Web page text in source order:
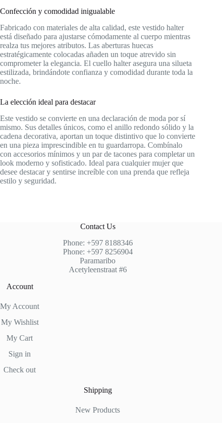
Confección y comodidad inigualable
Fabricado con materiales de alta calidad, este vestido halter
está diseñado para ajustarse cómodamente al cuerpo mientras
realza tus mejores atributos. Las aberturas huecas
estratégicamente colocadas añaden un toque atrevido sin
comprometer la elegancia. El cuello halter asegura una silueta
estilizada, brindándote confianza y comodidad durante toda la
noche.
La elección ideal para destacar
Este vestido se convierte en una declaración de moda por sí
mismo. Sus detalles únicos, como el anillo redondo sólido y la
cadena decorativa, aportan un toque distintivo que lo convierte
en una pieza imprescindible en tu guardarropa. Combínalo
con accesorios mínimos y un par de tacones para completar un
look moderno y sofisticado. Ideal para cualquier mujer que
desee destacar y sentirse increíble con una prenda que refleja
estilo y seguridad.
Contact Us
Phone: +597 8188346
Phone: +597 8256904
Paramaribo
Acetyleenstraat #6
Account
My Account
My Wishlist
My Cart
Sign in
Check out
Shipping
New Products